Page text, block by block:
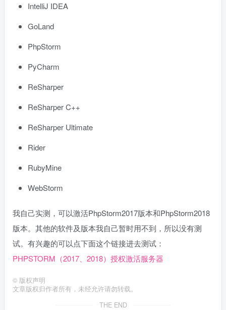
IntelliJ IDEA
GoLand
PhpStorm
PyCharm
ReSharper
ReSharper C++
ReSharper Ultimate
Rider
RubyMine
WebStorm
我自己实测，可以激活PhpStorm2017版本和PhpStorm2018
版本。其他的软件及版本我自己暂时用不到，所以没有测
试。有兴趣的可以点下面这个链接进去测试：
PHPSTORM（2017、2018）授权激活服务器
© 版权声明
文章版权归作者所有，未经允许请勿转载。
THE END